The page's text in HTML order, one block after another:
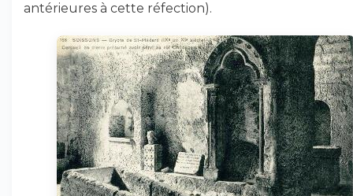
antérieures à cette réfection).